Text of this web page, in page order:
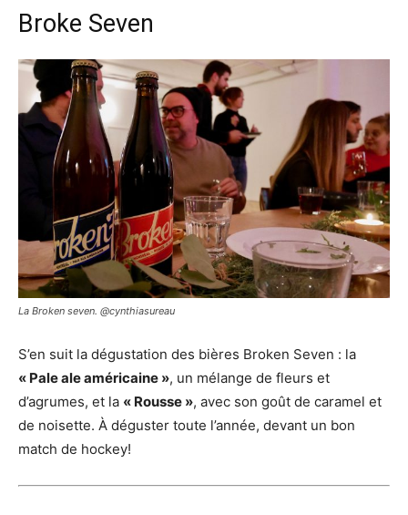
Broke Seven
La Broken seven. @cynthiasureau
S’en suit la dégustation des bières Broken Seven : la
« Pale ale américaine », un mélange de fleurs et
d’agrumes, et la « Rousse », avec son goût de caramel et
de noisette. À déguster toute l’année, devant un bon
match de hockey!